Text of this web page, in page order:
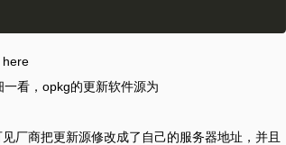
看，opkg的更新软件源为
厂商把更新源修改成了自己的服务器地址，并且